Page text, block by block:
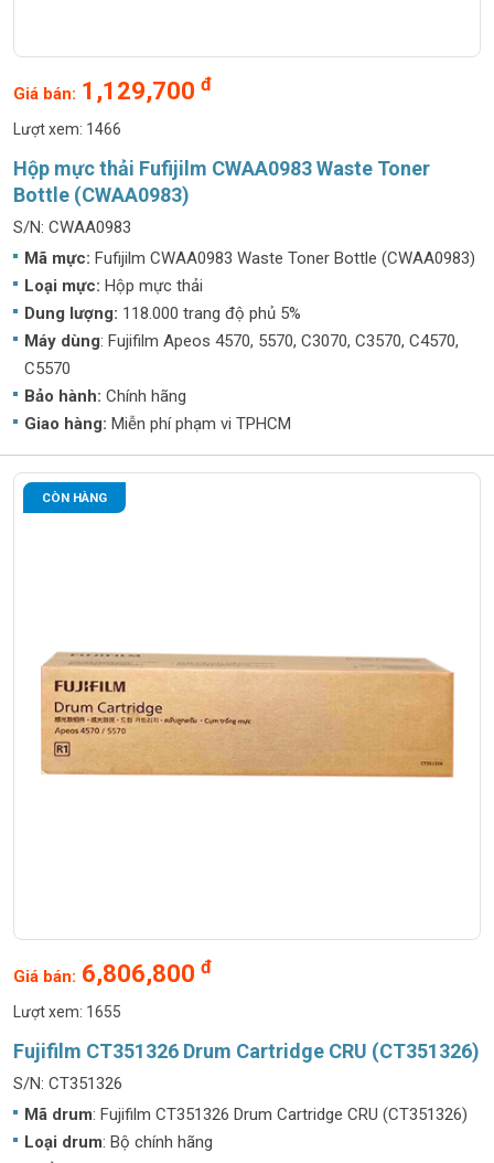
Hộp mực thải Fufijilm CWAA0983 Waste Toner
Bottle (CWAA0983)
S/N: CWAA0983
Mã mực: Fufijilm CWAA0983 Waste Toner Bottle (CWAA0983)
Loại mực: Hộp mực thải
Dung lượng: 118.000 trang độ phủ 5%
Máy dùng: Fujifilm Apeos 4570, 5570, C3070, C3570, C4570,
C5570
Bảo hành: Chính hãng
Giao hàng: Miễn phí phạm vi TPHCM
Giá bán: 1,129,700 đ
Lượt xem: 1466
CÒN HÀNG
Fujifilm CT351326 Drum Cartridge CRU (CT351326)
S/N: CT351326
Mã drum: Fujifilm CT351326 Drum Cartridge CRU (CT351326)
Loại drum: Bộ chính hãng
Giá bán: 6,806,800 đ
Lượt xem: 1655